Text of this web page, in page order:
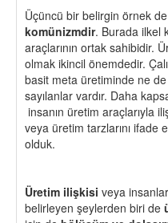
Üçüncü bir belirgin örnek
komünizmdir. Burada ilkel
araçlarının ortak sahibidir.
olmak ikincil önemdedir.
basit meta üretiminde ne
sayılanlar vardır. Daha
insanın üretim araçlarıyla
veya üretim tarzlarını
olduk.
Üretim ilişkisi veya
belirleyen şeylerden biri de